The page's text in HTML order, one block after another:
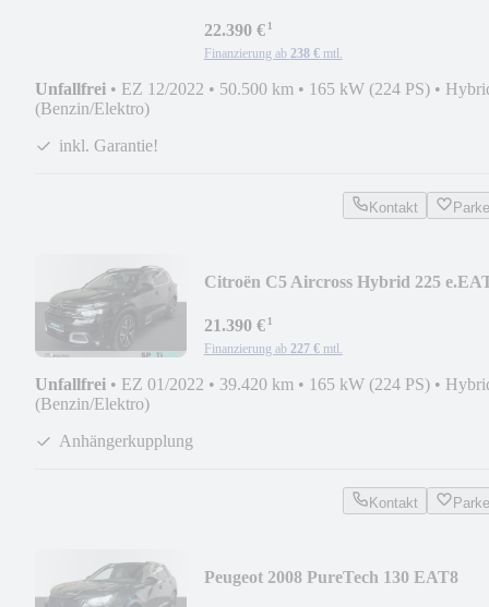
22.390 €¹
Finanzierung ab 238 € mtl.
Unfallfrei • EZ 12/2022 • 50.500 km • 165 kW (224 PS) •
(Benzin/Elektro)
inkl. Garantie!
Kontakt
Citroën C5 Aircross Hybrid 225
21.390 €¹
Finanzierung ab 227 € mtl.
Unfallfrei • EZ 01/2022 • 39.420 km • 165 kW (224 PS) •
(Benzin/Elektro)
Anhängerkupplung
Kontakt
Peugeot 2008 PureTech 130 EAT8